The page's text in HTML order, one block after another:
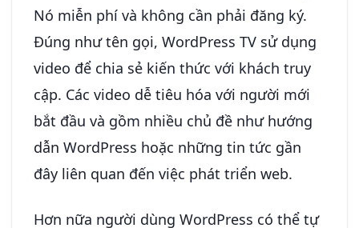
Nó miễn phí và không cần phải đăng ký.
Đúng như tên gọi, WordPress TV sử dụng
video để chia sẻ kiến thức với khách truy
cập. Các video dễ tiêu hóa với người mới
bắt đầu và gồm nhiều chủ đề như hướng
dẫn WordPress hoặc những tin tức gần
đây liên quan đến việc phát triển web.
Hơn nữa người dùng WordPress có thể tự